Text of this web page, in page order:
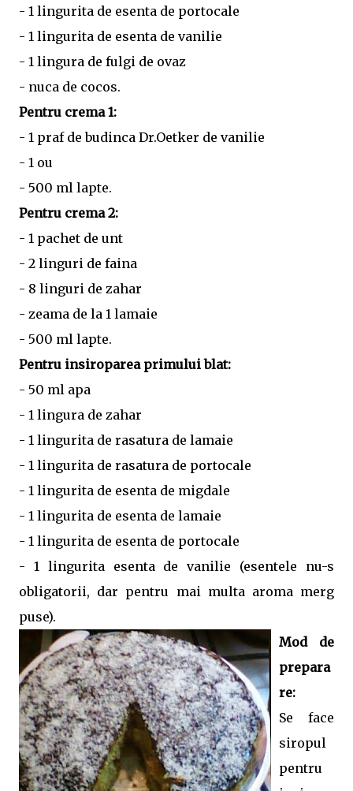
- 1 lingurita de esenta de portocale
- 1 lingurita de esenta de vanilie
- 1 lingura de fulgi de ovaz
- nuca de cocos.
Pentru crema 1:
- 1 praf de budinca Dr.Oetker de vanilie
- 1 ou
- 500 ml lapte.
Pentru crema 2:
- 1 pachet de unt
- 2 linguri de faina
- 8 linguri de zahar
- zeama de la 1 lamaie
- 500 ml lapte.
Pentru insiroparea primului blat:
- 50 ml apa
- 1 lingura de zahar
- 1 lingurita de rasatura de lamaie
- 1 lingurita de rasatura de portocale
- 1 lingurita de esenta de migdale
- 1 lingurita de esenta de lamaie
- 1 lingurita de esenta de portocale
- 1 lingurita esenta de vanilie (esentele nu-s
obligatorii, dar pentru mai multa aroma merg
puse).
Mod de
prepara
re:
Se face
siropul
pentru